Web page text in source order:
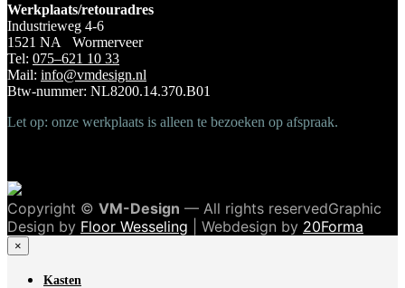
Werkplaats/retouradres
Industrieweg 4-6
1521 NA Wormerveer
Tel: 075–621 10 33
Mail: info@vmdesign.nl
Btw-nummer: NL8200.14.370.B01
Let op: onze werkplaats is alleen te bezoeken op afspraak.
Copyright © VM-Design — All rights reservedGraphic
Design by Floor Wesseling | Webdesign by 20Forma
×
Kasten